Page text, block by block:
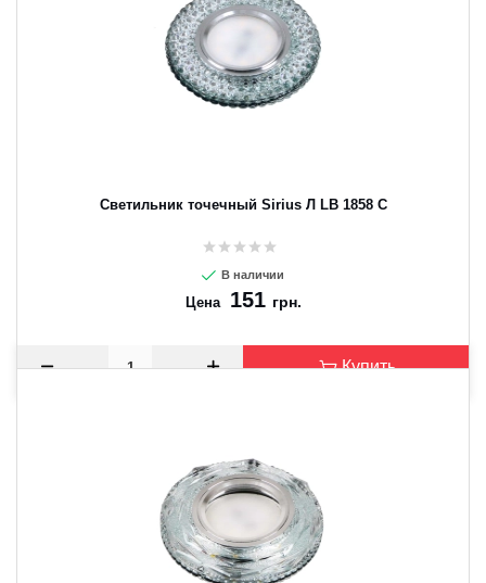
Светильник точечный Sirius Л LB 1858 C
В наличии
Цена 151 грн.
Купить